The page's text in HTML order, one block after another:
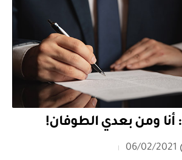
أنا ومن بعدي الطوفان!
06/02/